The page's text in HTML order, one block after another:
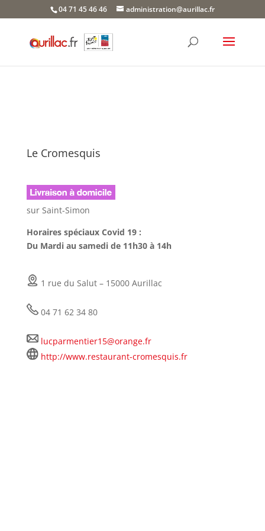
04 71 45 46 46 administration@aurillac.fr
Le Cromesquis
sur Saint-Simon
Horaires spéciaux Covid 19 :
Du Mardi au samedi de 11h30 à 14h
1 rue du Salut – 15000 Aurillac
04 71 62 34 80
lucparmentier15@orange.fr
http://www.restaurant-cromesquis.fr